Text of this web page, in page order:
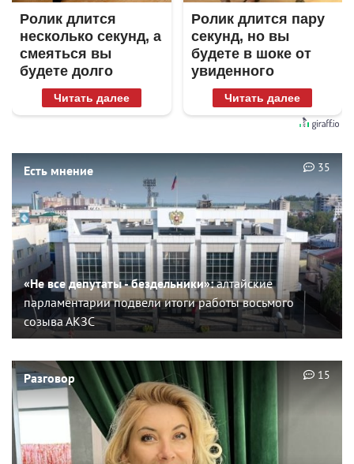
Ролик длится
несколько секунд, а
смеяться вы
будете долго
Читать далее
Ролик длится пару
секунд, но вы
будете в шоке от
увиденного
Читать далее
Есть мнение
«Не все депутаты - бездельники»:алтайские
парламентарии подвели итоги работы восьмого
созыва АКЗС
35
Разговор 15